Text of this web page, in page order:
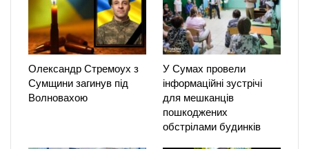
Олександр Стремоух з
Сумщини загинув під
Волновахою
У Сумах провели
інформаційні зустрічі
для мешканців
пошкоджених
обстрілами будинків